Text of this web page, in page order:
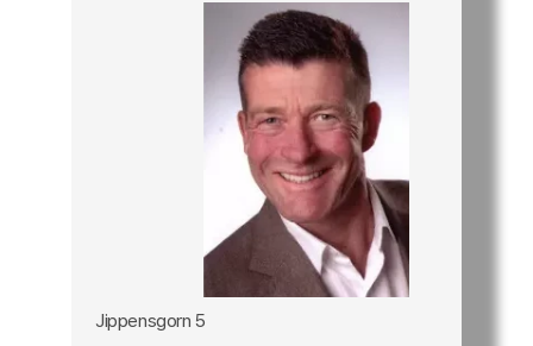
Jippensgorn 5